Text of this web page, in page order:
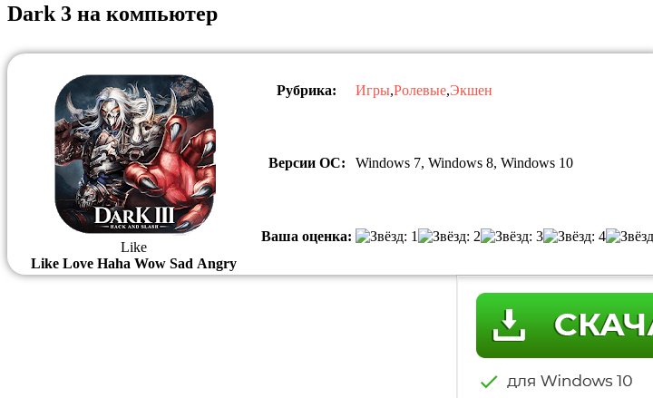
Dark 3 на компьютер
Like
Like Love Haha Wow Sad Angry
Рубрика: Игры,Ролевые,Экшен
Версии ОС: Windows 7, Windows 8, Windows 10
Ваша оценка: